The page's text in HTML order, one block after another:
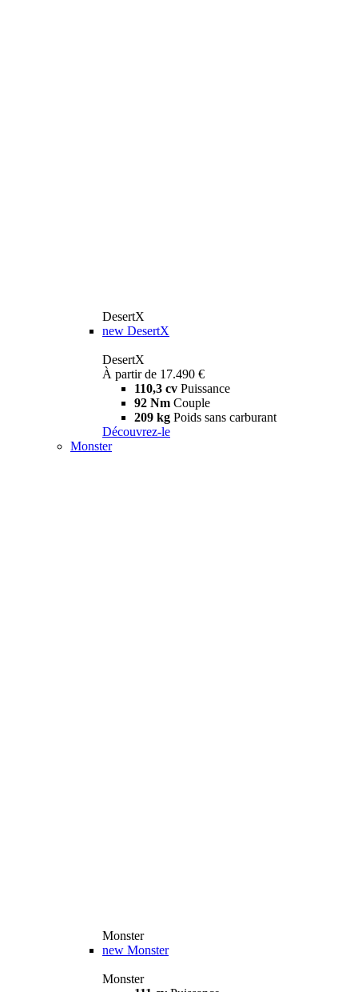
DesertX
new DesertX
DesertX
À partir de 17.490 €
110,3 cv Puissance
92 Nm Couple
209 kg Poids sans carburant
Découvrez-le
Monster
Monster
new Monster
Monster